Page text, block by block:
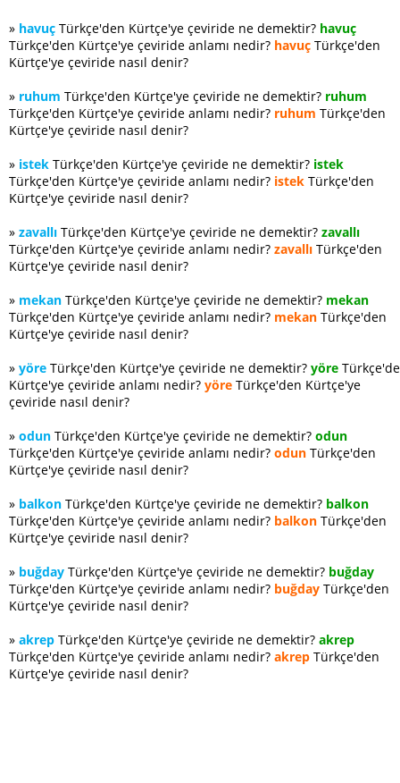
» havuç Türkçe'den Kürtçe'ye çeviride ne demektir? havuç
Türkçe'den Kürtçe'ye çeviride anlamı nedir? havuç Türkçe'den
Kürtçe'ye çeviride nasıl denir?
» ruhum Türkçe'den Kürtçe'ye çeviride ne demektir? ruhum
Türkçe'den Kürtçe'ye çeviride anlamı nedir? ruhum Türkçe'den
Kürtçe'ye çeviride nasıl denir?
» istek Türkçe'den Kürtçe'ye çeviride ne demektir? istek
Türkçe'den Kürtçe'ye çeviride anlamı nedir? istek Türkçe'den
Kürtçe'ye çeviride nasıl denir?
» zavallı Türkçe'den Kürtçe'ye çeviride ne demektir? zavallı
Türkçe'den Kürtçe'ye çeviride anlamı nedir? zavallı Türkçe'den
Kürtçe'ye çeviride nasıl denir?
» mekan Türkçe'den Kürtçe'ye çeviride ne demektir? mekan
Türkçe'den Kürtçe'ye çeviride anlamı nedir? mekan Türkçe'den
Kürtçe'ye çeviride nasıl denir?
» yöre Türkçe'den Kürtçe'ye çeviride ne demektir? yöre
Kürtçe'ye çeviride anlamı nedir? yöre Türkçe'den Kürtçe'ye
çeviride nasıl denir?
» odun Türkçe'den Kürtçe'ye çeviride ne demektir? odun
Türkçe'den Kürtçe'ye çeviride anlamı nedir? odun Türkçe'den
Kürtçe'ye çeviride nasıl denir?
» balkon Türkçe'den Kürtçe'ye çeviride ne demektir? balkon
Türkçe'den Kürtçe'ye çeviride anlamı nedir? balkon Türkçe'den
Kürtçe'ye çeviride nasıl denir?
» buğday Türkçe'den Kürtçe'ye çeviride ne demektir? buğday
Türkçe'den Kürtçe'ye çeviride anlamı nedir? buğday Türkçe'den
Kürtçe'ye çeviride nasıl denir?
» akrep Türkçe'den Kürtçe'ye çeviride ne demektir? akrep
Türkçe'den Kürtçe'ye çeviride anlamı nedir? akrep Türkçe'den
Kürtçe'ye çeviride nasıl denir?